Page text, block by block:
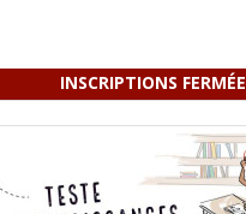
INSCRIPTIONS